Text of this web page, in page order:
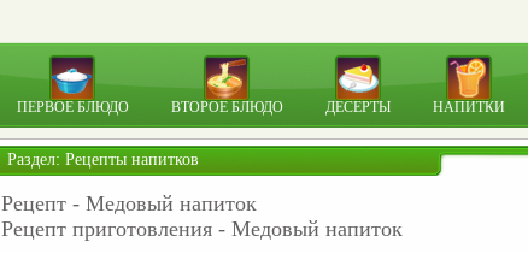
ПЕРВОЕ БЛЮДО ВТОРОЕ БЛЮДО ДЕСЕРТЫ НАПИТКИ
Раздел: Рецепты напитков
Рецепт - Медовый напиток
Рецепт приготовления - Медовый напиток